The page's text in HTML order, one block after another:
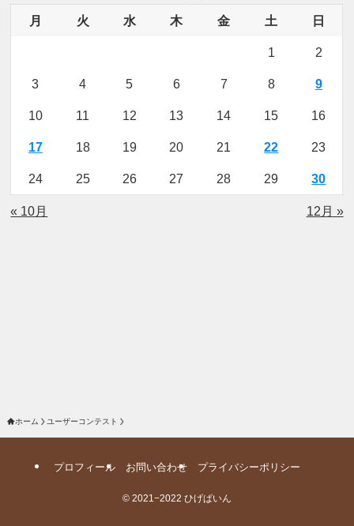
月 火 水 木 金 土 日
1 2
3 4 5 6 7 8 9
10 11 12 13 14 15 16
17 18 19 20 21 22 23
24 25 26 27 28 29 30
« 10月 12月 »
ホーム ユーザーコンテスト
プロフィール お問い合わせ プライバシーポリシー
© 2021−2022 ひげぱいん